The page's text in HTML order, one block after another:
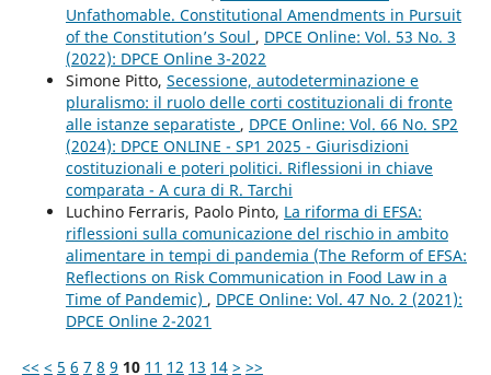
Unfathomable. Constitutional Amendments in Pursuit
of the Constitution’s Soul , DPCE Online: Vol. 53 No. 3
(2022): DPCE Online 3-2022
Simone Pitto, Secessione, autodeterminazione e
pluralismo: il ruolo delle corti costituzionali di fronte
alle istanze separatiste , DPCE Online: Vol. 66 No. SP2
(2024): DPCE ONLINE - SP1 2025 - Giurisdizioni
costituzionali e poteri politici. Riflessioni in chiave
comparata - A cura di R. Tarchi
Luchino Ferraris, Paolo Pinto, La riforma di EFSA:
riflessioni sulla comunicazione del rischio in ambito
alimentare in tempi di pandemia (The Reform of EFSA:
Reflections on Risk Communication in Food Law in a
Time of Pandemic) , DPCE Online: Vol. 47 No. 2 (2021):
DPCE Online 2-2021
<< < 5 6 7 8 9 10 11 12 13 14 > >>